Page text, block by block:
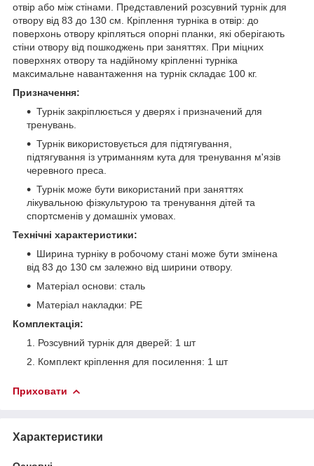
отвір або між стінами. Представлений розсувний турнік для
отвору від 83 до 130 см. Кріплення турніка в отвір: до
поверхонь отвору кріпляться опорні планки, які оберігають
стіни отвору від пошкоджень при заняттях. При міцних
поверхнях отвору та надійному кріпленні турніка
максимальне навантаження на турнік складає 100 кг.
Призначення:
Турнік закріплюється у дверях і призначений для
тренувань.
Турнік використовується для підтягування,
підтягування із утриманням кута для тренування м'язів
черевного преса.
Турнік може бути використаний при заняттях
лікувальною фізкультурою та тренування дітей та
спортсменів у домашніх умовах.
Технічні характеристики:
Ширина турніку в робочому стані може бути змінена
від 83 до 130 см залежно від ширини отвору.
Матеріал основи: сталь
Матеріал накладки: PE
Комплектація:
Розсувний турнік для дверей: 1 шт
Комплект кріплення для посилення: 1 шт
Приховати
Характеристики